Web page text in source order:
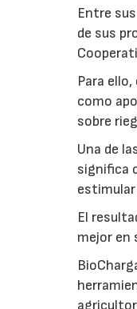
Entre
de sus
Para
como
sobre
Una de
significa
El
mejor en